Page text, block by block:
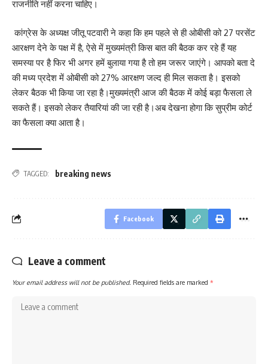
राजनीति नहीं करना चाहिए।
कांग्रेस के अध्यक्ष जीतू पटवारी ने कहा कि हम पहले से ही ओबीसी को 27 परसेंट
आरक्षण देने के पक्ष में है, ऐसे में मुख्यमंत्री किस बात की बैठक कर रहे हैं यह
समस्या पर है फिर भी अगर हमें बुलाया गया है तो हम जरूर जाएंगे। आपको बता दे
की मध्य प्रदेश में ओबीसी को 27% आरक्षण जल्द ही मिल सकता है। इसको
लेकर बैठक भी किया जा रहा है।मुख्यमंत्री आज की बैठक में कोई बड़ा फैसला ले
सकते हैं। इसको लेकर तैयारियां की जा रही है।अब देखना होगा कि सुप्रीम कोर्ट
का फैसला क्या आता है।
TAGGED: breaking news
Facebook
Leave a comment
Your email address will not be published. Required fields are marked *